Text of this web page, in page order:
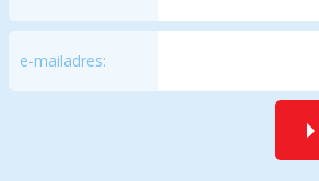
e-mailadres: